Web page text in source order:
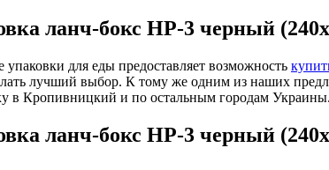
ланч-бокс HP-3 черный
для еды предоставляет возможность
лучший выбор. К тому же одним из наших
в Кропивницкий и по остальным городам Украины.
ланч-бокс HP-3 черный